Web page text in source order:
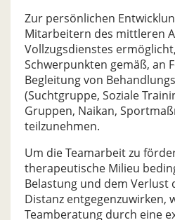
Zur persönlichen
Mitarbeitern des mittleren
Vollzugsdienstes
Schwerpunkten gemäß, an
Begleitung von
(Suchtgruppe, Soziale
Gruppen, Naikan,
teilzunehmen.
Um die Teamarbeit zu
therapeutische Milieu
Belastung und dem
Distanz entgegenzuwirken,
Teamberatung durch eine